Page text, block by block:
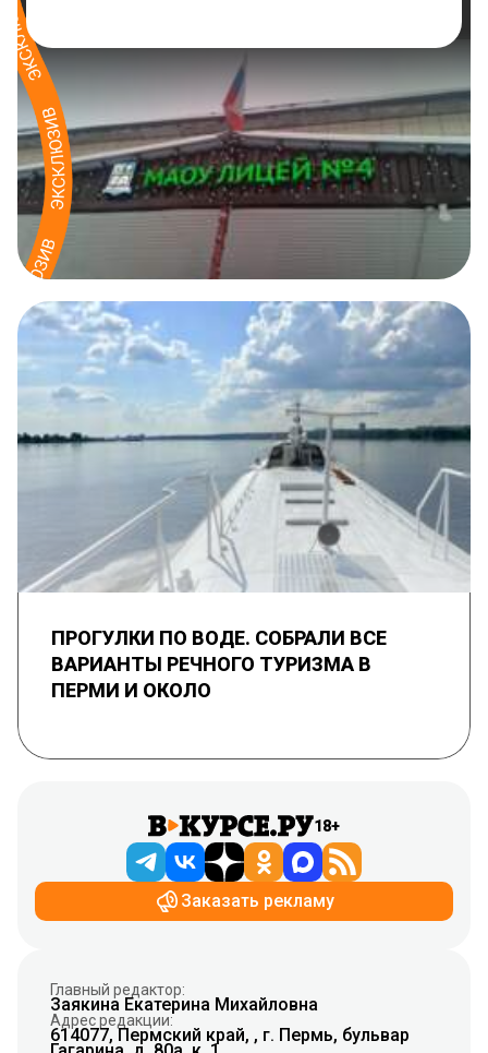
ПРОГУЛКИ ПО ВОДЕ. СОБРАЛИ ВСЕ
ВАРИАНТЫ РЕЧНОГО ТУРИЗМА В
ПЕРМИ И ОКОЛО
18+
Заказать рекламу
Главный редактор:
Заякина Екатерина Михайловна
Адрес редакции:
614077, Пермский край, , г. Пермь, бульвар